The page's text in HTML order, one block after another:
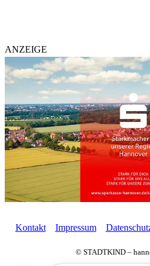
ANZEIGE
Kontakt Impressum
© STADTKIND –